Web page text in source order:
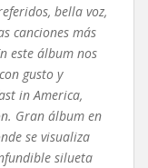
bella voz,
canciones más
este álbum nos
gusto y
in America,
Gran álbum en
se visualiza
silueta